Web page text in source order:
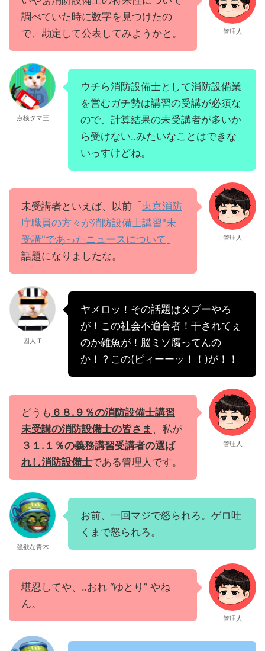
調べていた時に数字を見つけたの
で、勘定して公表してみようかと。
管理人
点検タマ王
ウチら消防設備士として消防設備業
を営むガチ勢は講習の受講が必須な
ので、計算結果の未受講者が多いか
ら受けない‥みたいなことはできな
いっすけどね。
未受講者といえば、以前「東京消防
庁職員の方々が消防設備士講習"未
受講"であったニュースについて 」
話題になりましたな。
管理人
囚人Ｔ
ヤメロッ！その話題はタブーやろ
が！この社会不適合者！干されてぇ
のか雑魚が！脳ミソ腐ってんの
か！？この(ピィーーッ！！)が！！
どうも ６８.９％の消防設備士講習
未受講の消防設備士の皆さま 、私が
３１.１％の義務講習受講者の選ば
れし消防設備士である管理人です。
管理人
強欲な青木
お前、一回マジで怒られろ。ゲロ吐
くまで怒られろ。
堪忍してや、‥おれ “ゆとり” やね
ん。
管理人